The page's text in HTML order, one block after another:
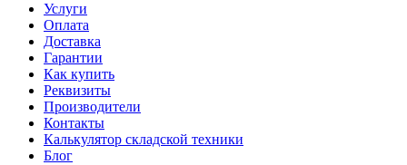
Услуги
Оплата
Доставка
Гарантии
Как купить
Реквизиты
Производители
Контакты
Калькулятор складской техники
Блог